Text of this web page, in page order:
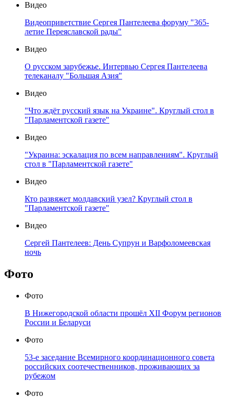
Видео
Видеоприветствие Сергея Пантелеева форуму "365-
летие Переяславской рады"
Видео
О русском зарубежье. Интервью Сергея Пантелеева
телеканалу "Большая Азия"
Видео
"Что ждёт русский язык на Украине". Круглый стол в
"Парламентской газете"
Видео
"Украина: эскалация по всем направлениям". Круглый
стол в "Парламентской газете"
Видео
Кто развяжет молдавский узел? Круглый стол в
"Парламентской газете"
Видео
Сергей Пантелеев: День Супрун и Варфоломеевская
ночь
Фото
Фото
В Нижегородской области прошёл XII Форум регионов
России и Беларуси
Фото
53-е заседание Всемирного координационного совета
российских соотечественников, проживающих за
рубежом
Фото